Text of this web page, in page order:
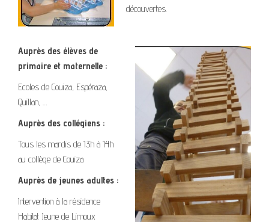
découvertes.
Auprès des élèves de
primaire et maternelle :
Ecoles de Couiza, Espéraza,
Quillan, …
Auprès des collégiens :
Tous les mardis de 13h à 14h
au collège de Couiza
Auprès de jeunes adultes :
Intervention à la résidence
Habitat Jeune de Limoux